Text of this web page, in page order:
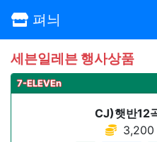
펴늬
세븐일레븐 행사상품
7-ELEVEn
CJ)햇반12
3,200